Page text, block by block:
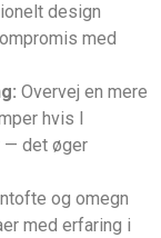
design
med
Overvej en mere
hvis I
— det øger
og omegn
med erfaring i